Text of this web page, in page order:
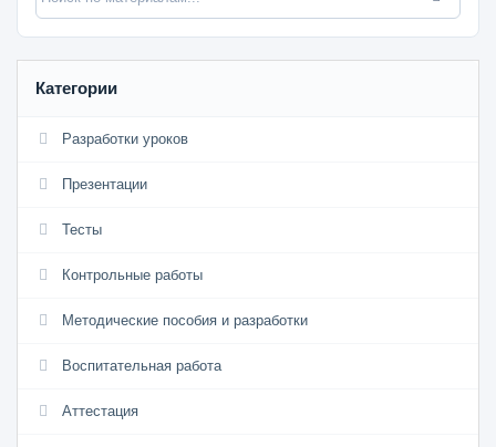
Категории
Разработки уроков
Презентации
Тесты
Контрольные работы
Методические пособия и разработки
Воспитательная работа
Аттестация